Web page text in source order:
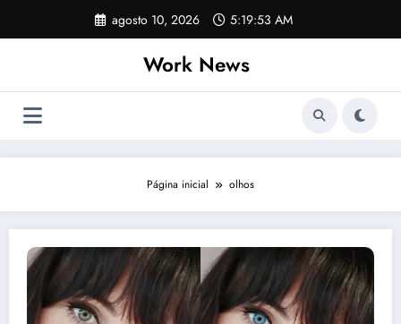
o
agosto 10, 2026 5:19:53 AM
Work News
Página inicial olhos